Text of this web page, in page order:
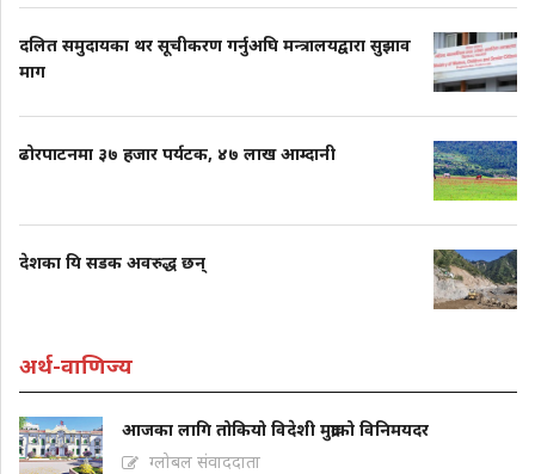
दलित समुदायका थर सूचीकरण गर्नुअघि मन्त्रालयद्वारा सुझाव
माग
ढोरपाटनमा ३७ हजार पर्यटक, ४७ लाख आम्दानी
देशका यि सडक अवरुद्ध छन्
अर्थ-वाणिज्य
आजका लागि तोकियो विदेशी मुद्राको विनिमयदर
ग्लोबल संवाददाता